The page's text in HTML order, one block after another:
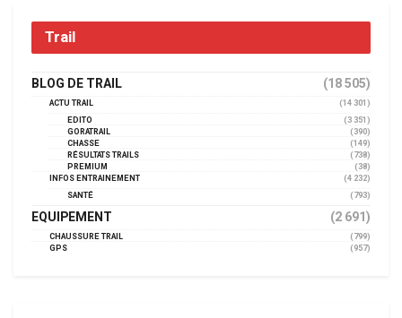
Trail
BLOG DE TRAIL (18 505)
ACTU TRAIL
(14 301)
EDITO
(3 351)
GORATRAIL
(390)
CHASSE
(149)
RÉSULTATS TRAILS
(738)
PREMIUM
(38)
INFOS ENTRAINEMENT
(4 232)
SANTÉ
(793)
EQUIPEMENT (2 691)
CHAUSSURE TRAIL
(799)
GPS
(957)